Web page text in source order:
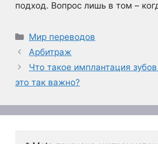
подход. Вопрос лишь в том –
Рубрики
Мир переводов
Арбитраж
Что такое имплантация
это так важно?